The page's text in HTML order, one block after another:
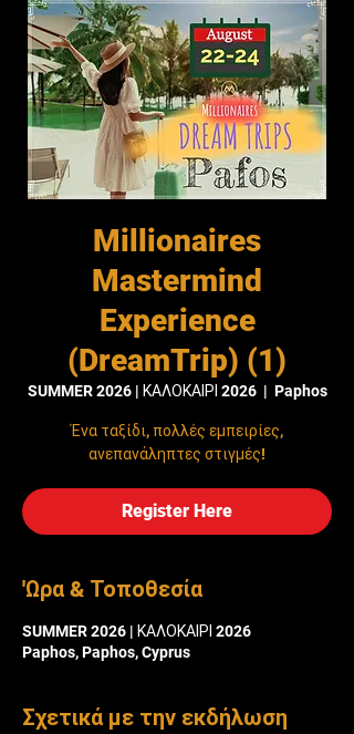
Millionaires
Mastermind
Experience
(DreamTrip) (1)
SUMMER 2026 | ΚΑΛΟΚΑΙΡΙ 2026
  |
Paphos
Ένα ταξίδι, πολλές εμπειρίες,
ανεπανάληπτες στιγμές!
Register Here
'Ωρα & Τοποθεσία
SUMMER 2026 | ΚΑΛΟΚΑΙΡΙ 2026
Paphos, Paphos, Cyprus
Σχετικά με την εκδήλωση